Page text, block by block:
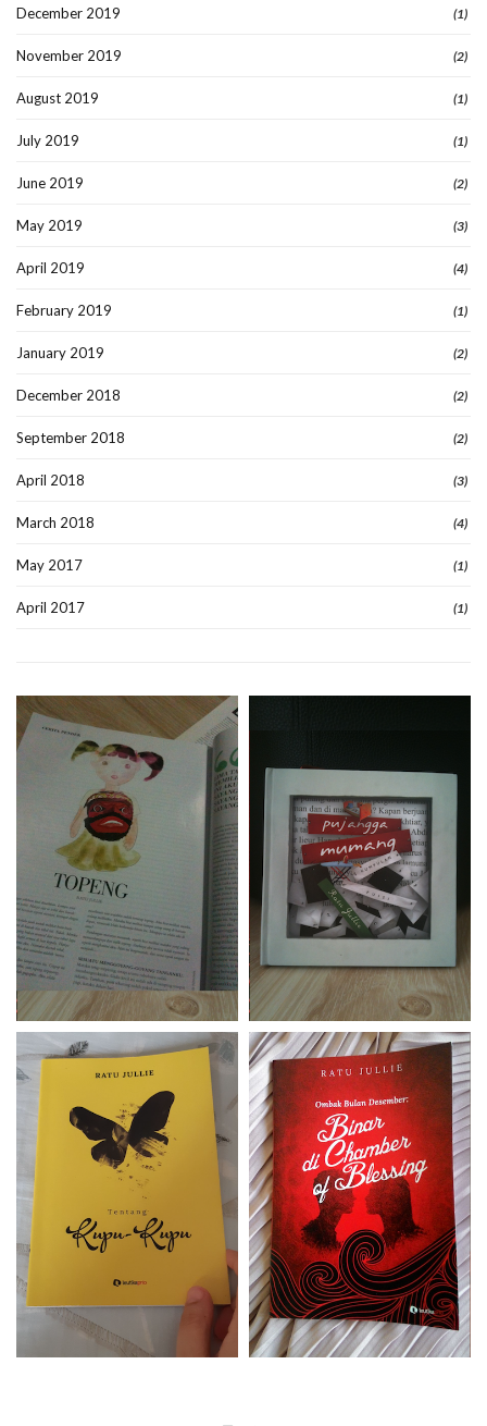
December 2019 (1)
November 2019 (2)
August 2019 (1)
July 2019 (1)
June 2019 (2)
May 2019 (3)
April 2019 (4)
February 2019 (1)
January 2019 (2)
December 2018 (2)
September 2018 (2)
April 2018 (3)
March 2018 (4)
May 2017 (1)
April 2017 (1)